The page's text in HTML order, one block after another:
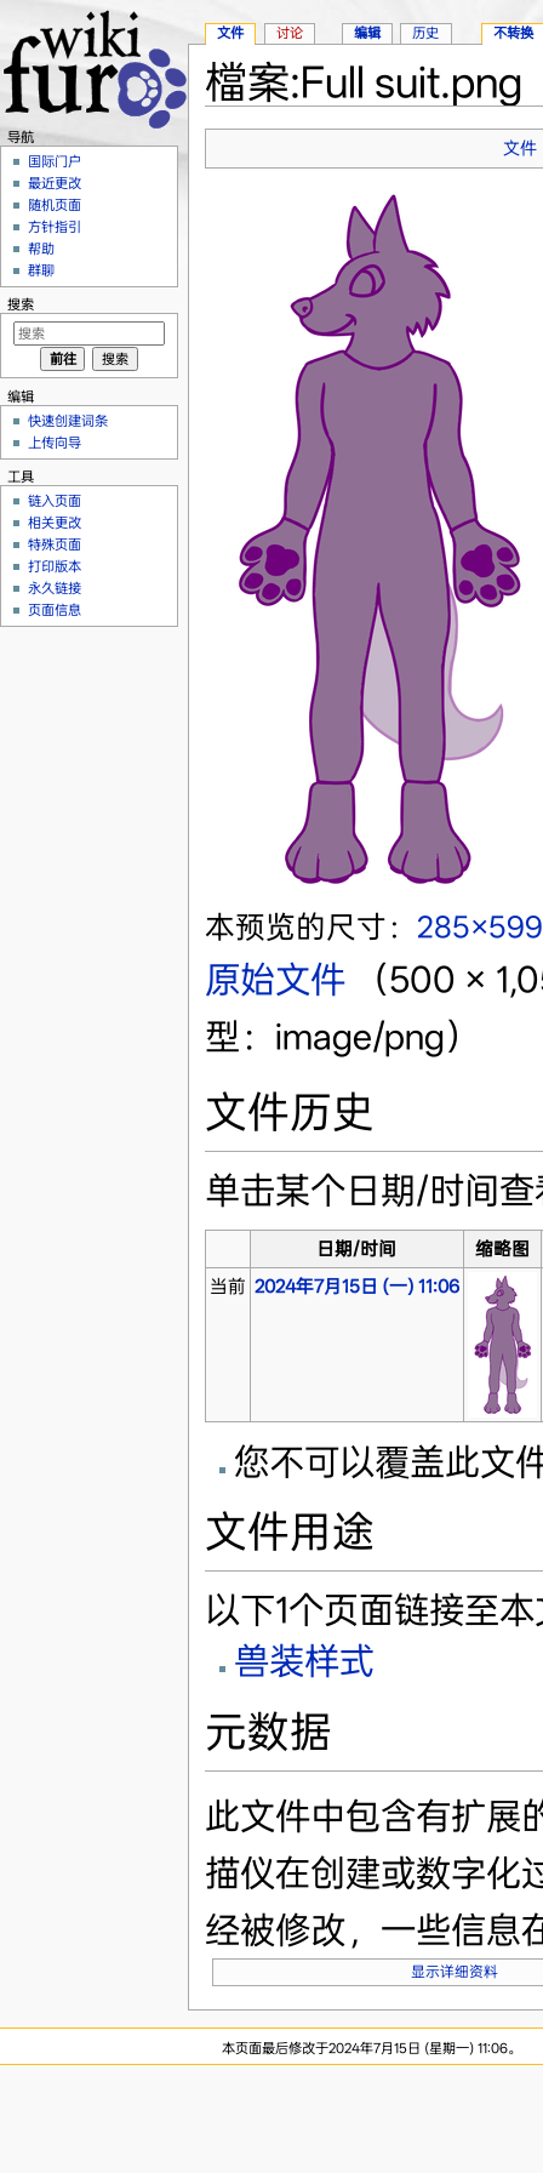
檔案:Full suit.png
文件
本预览的尺寸：
原始文件‎
（500 ×
型：image/png）
文件历史
单击某个日期/时间
日期/时间
缩略图
当前 2024年7月15日 (一) 11:06
您不可以覆盖此文
文件用途
以下1个页面链接至
兽装样式
元数据
此文件中包含有扩展
描仪在创建或数字化
经被修改，一些信息
显示详细资料
文件 讨论 编辑 历史 不转换
导航
国际门户
最近更改
随机页面
方针指引
帮助
群聊
搜索
编辑
快速创建词条
上传向导
工具
链入页面
相关更改
特殊页面
打印版本
永久链接
页面信息
本页面最后修改于2024年7月15日 (星期一) 11:06。